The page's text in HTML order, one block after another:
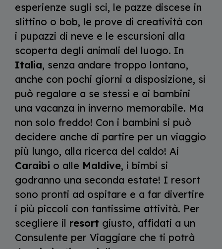
esperienze sugli sci, le pazze discese in
slittino o bob, le prove di creatività con
i pupazzi di neve e le escursioni alla
scoperta degli animali del luogo. In
Italia, senza andare troppo lontano,
anche con pochi giorni a disposizione, si
può regalare a se stessi e ai bambini
una vacanza in inverno memorabile. Ma
non solo freddo! Con i bambini si può
decidere anche di partire per un viaggio
più lungo, alla ricerca del caldo! Ai
Caraibi o alle Maldive, i bimbi si
godranno una seconda estate! I resort
sono pronti ad ospitare e a far divertire
i più piccoli con tantissime attività. Per
scegliere il resort giusto, affidati a un
Consulente per Viaggiare che ti potrà